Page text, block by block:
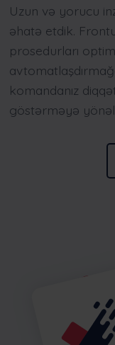
Uzun və yorucu
əhatə etdik.
prosedurları
komandanız
göstərməyə